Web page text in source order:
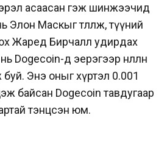
асаасан гэж шинжээчид
Маскыг төлөөлж, түүний
Жаред Бирчалл удирдах
Dogecoin-д эерэгээр нөлөөлнө
Энэ оныг хүртэл 0.001
байсан Dogecoin тавдугаар
тэнцсэн юм.